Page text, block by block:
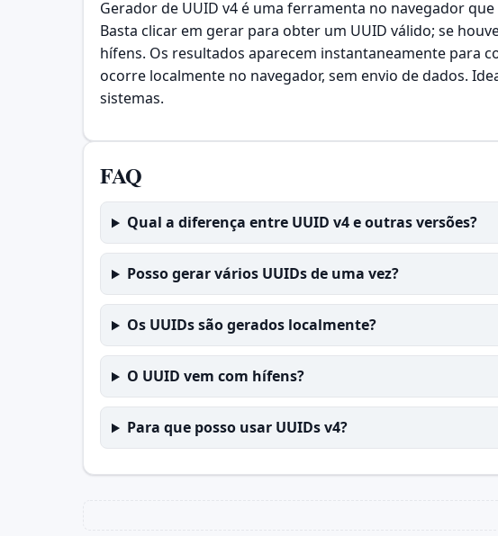
Gerador de UUID v4 é uma ferramenta no navegador
Basta clicar em gerar para obter um UUID válido; se
hífens. Os resultados aparecem instantaneamente para
ocorre localmente no navegador, sem envio de dados.
sistemas.
FAQ
Qual a diferença entre UUID v4 e outras versões?
Posso gerar vários UUIDs de uma vez?
Os UUIDs são gerados localmente?
O UUID vem com hífens?
Para que posso usar UUIDs v4?